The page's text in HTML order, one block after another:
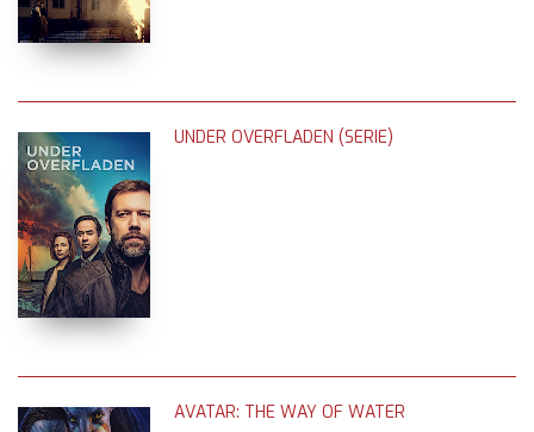
UNDER OVERFLADEN (SERIE)
AVATAR: THE WAY OF WATER